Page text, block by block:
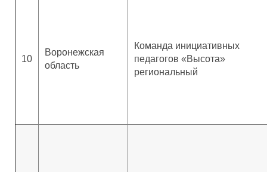
10
Воронежская
область
Команда инициативных
педагогов «Высота»
региональный